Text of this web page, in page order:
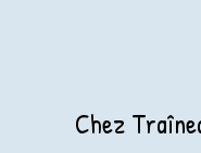
Chez